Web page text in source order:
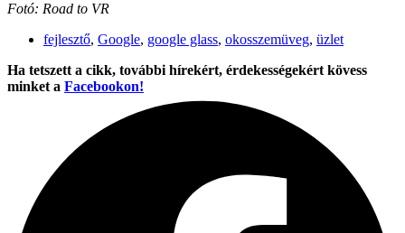
Fotó: Road to VR
fejlesztő, Google, google glass, okosszemüveg, üzlet
Ha tetszett a cikk, további hírekért, érdekességekért kövess
minket a Facebookon!